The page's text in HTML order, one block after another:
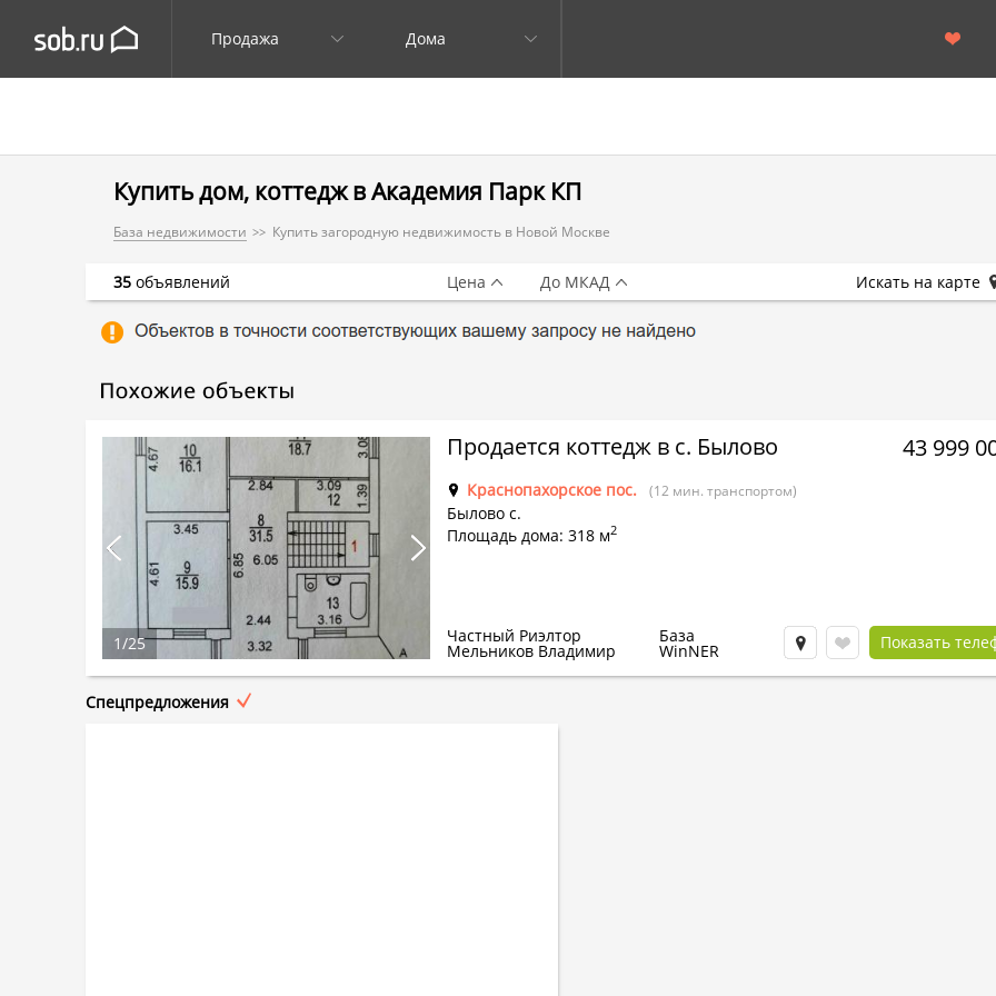
Продажа Дома
Купить дом, коттедж в Академия Парк КП
База недвижимости Купить загородную недвижимость в Новой Москве
Продается коттедж в с. Былово
Краснопахорское пос. (12 мин. транспортом)
Былово с.
Площадь дома: 318 м2
43 999
Частный Риэлтор
Мельников Владимир
База
WinNER Показать
1/25
Спецпредложения
35 объявлений Цена До МКАД Искать на карте